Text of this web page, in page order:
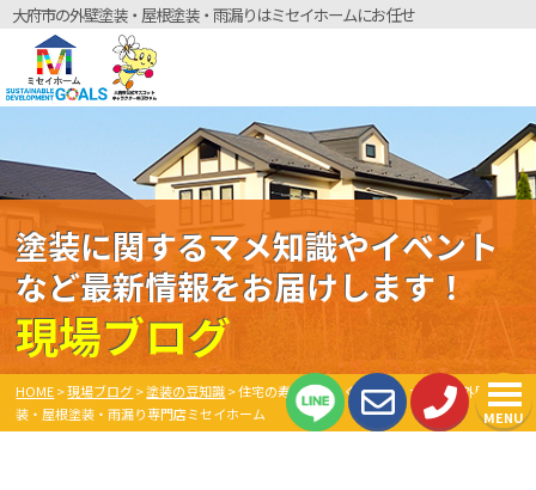
大府市の外壁塗装・屋根塗装・雨漏りはミセイホームにお任せ
MENU
塗装に関するマメ知識やイベント
など最新情報をお届けします！
現場ブログ
HOME>現場ブログ>塗装の豆知識>住宅の寿命はどのくらい？ 大府市の外壁塗
装・屋根塗装・雨漏り専門店ミセイホーム